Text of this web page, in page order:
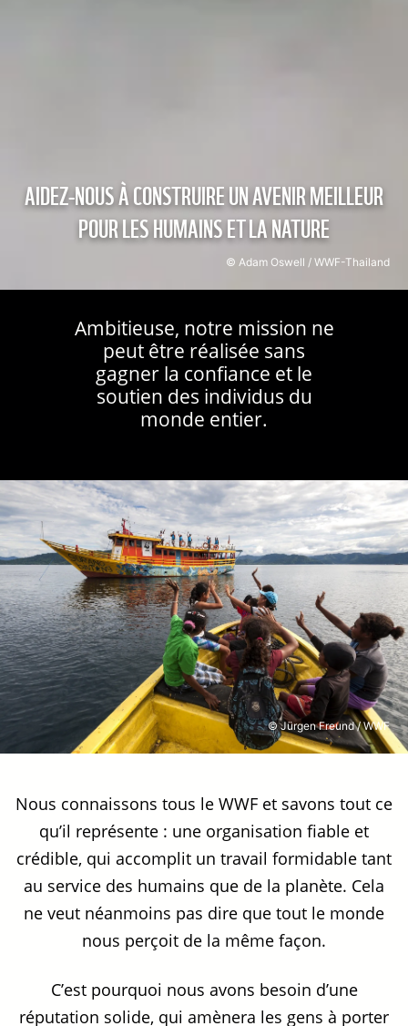
AIDEZ-NOUS À CONSTRUIRE UN AVENIR MEILLEUR
POUR LES HUMAINS ET LA NATURE
© Adam Oswell / WWF-Thailand
Ambitieuse, notre mission ne
peut être réalisée sans
gagner la confiance et le
soutien des individus du
monde entier.
© Jürgen Freund / WWF
Nous connaissons tous le WWF et savons tout ce
qu’il représente : une organisation fiable et
crédible, qui accomplit un travail formidable tant
au service des humains que de la planète. Cela
ne veut néanmoins pas dire que tout le monde
nous perçoit de la même façon.
C’est pourquoi nous avons besoin d’une
réputation solide, qui amènera les gens à porter